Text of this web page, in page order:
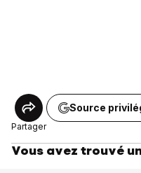
Partager
Source
Vous avez trouvé